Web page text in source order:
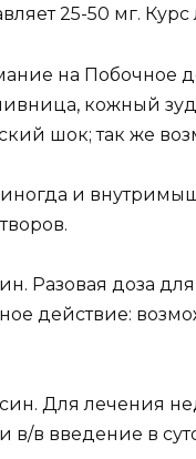
25-50 мг.
на Побочное
кожный
шок; так же
и
Разовая доза для
действие:
Для лечения
в/в введение в